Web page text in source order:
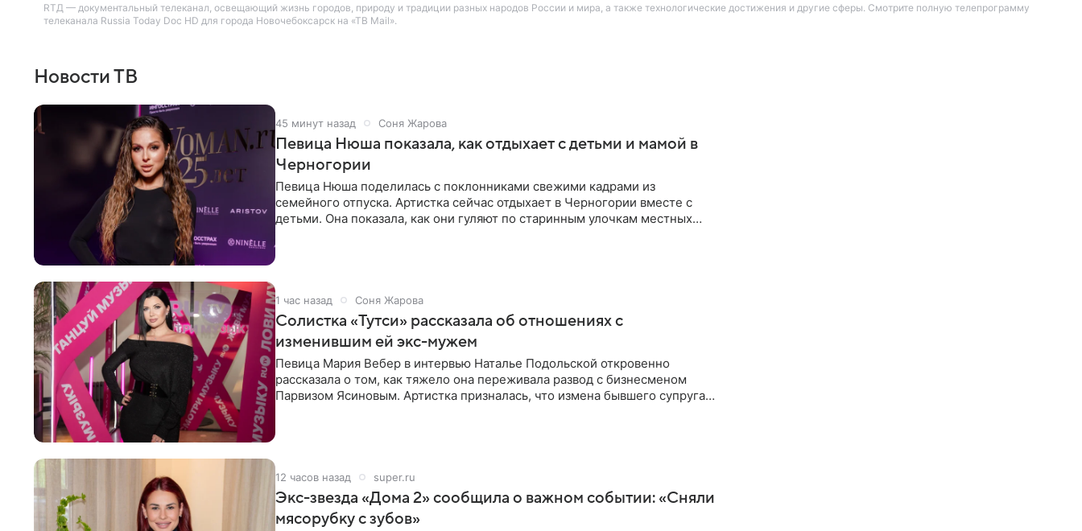
RTД — документальный телеканал, освещающий жизнь городов, природу и традиции разных народов России и мира, а также технологические достижения и другие сферы. Смотрите полную телепрограмму
телеканала Russia Today Doc HD для города Новочебоксарск на «ТВ Mail».
Новости ТВ
45 минут назад Соня Жарова
Певица Нюша показала, как отдыхает с детьми и мамой в
Черногории
Певица Нюша поделилась с поклонниками свежими кадрами из
семейного отпуска. Артистка сейчас отдыхает в Черногории вместе с
детьми. Она показала, как они гуляют по старинным улочкам местных
1 час назад Соня Жарова
Солистка «Тутси» рассказала об отношениях с
изменившим ей экс-мужем
Певица Мария Вебер в интервью Наталье Подольской откровенно
рассказала о том, как тяжело она переживала развод с бизнесменом
Парвизом Ясиновым. Артистка призналась, что измена бывшего супруга
12 часов назад super.ru
Экс-звезда «Дома 2» сообщила о важном событии: «Сняли
мясорубку с зубов»